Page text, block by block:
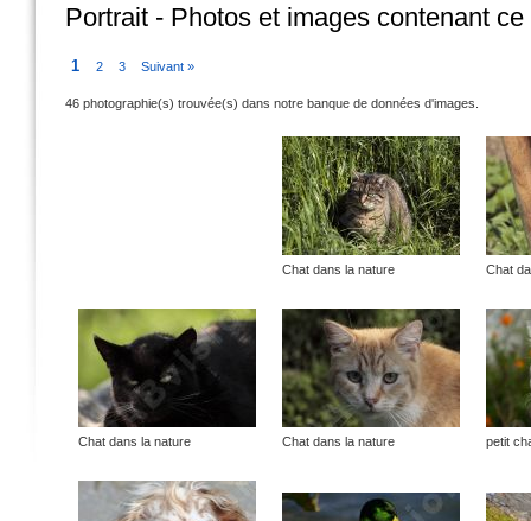
Portrait - Photos et images contenant ce
1 2 3 Suivant »
46 photographie(s) trouvée(s) dans notre banque de données d'images.
Chat dans la nature Chat
Chat dans la nature Chat dans la nature petit